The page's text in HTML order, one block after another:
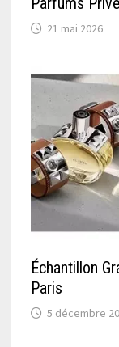
21 mai 2026
Échantillon
Paris
5 décembre